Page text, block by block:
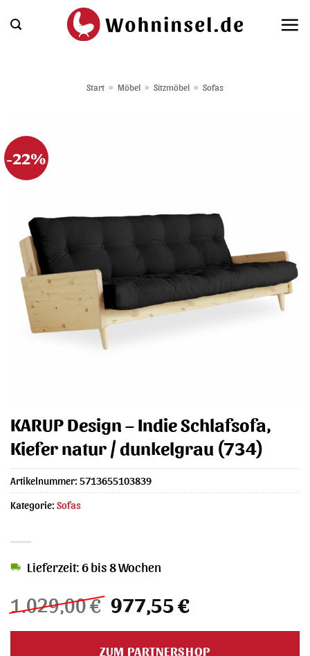
Inhalt
Start » Möbel » Sitzmöbel » Sofas
-22%
KARUP Design – Indie Schlafsofa,
Kiefer natur / dunkelgrau (734)
1.029,00€ Ursprünglicher
Preis
war:
977,55€Aktueller
ist:
Lieferzeit: 6 bis 8 Wochen
ZUM PARTNERSHOP
Artikelnummer: 5713655103839
Kategorie: Sofas